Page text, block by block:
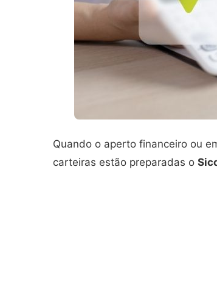
Quando o aperto financeiro ou
carteiras estão preparadas o